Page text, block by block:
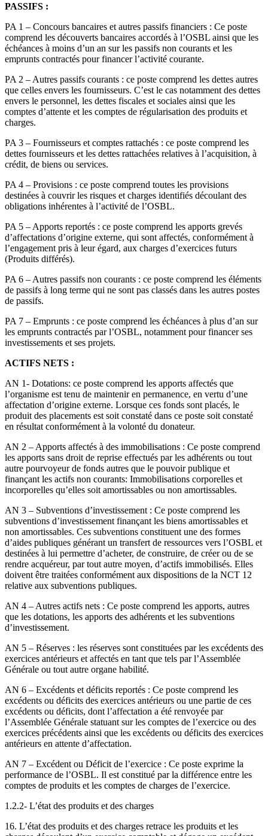
PASSIFS :
PA 1 – Concours bancaires et autres passifs financiers : Ce poste
comprend les découverts bancaires accordés à l’OSBL ainsi que les
échéances à moins d’un an sur les passifs non courants et les
emprunts contractés pour financer l’activité courante.
PA 2 – Autres passifs courants : ce poste comprend les dettes autres
que celles envers les fournisseurs. C’est le cas notamment des dettes
envers le personnel, les dettes fiscales et sociales ainsi que les
comptes d’attente et les comptes de régularisation des produits et
charges.
PA 3 – Fournisseurs et comptes rattachés : ce poste comprend les
dettes fournisseurs et les dettes rattachées relatives à l’acquisition, à
crédit, de biens ou services.
PA 4 – Provisions : ce poste comprend toutes les provisions
destinées à couvrir les risques et charges identifiés découlant des
obligations inhérentes à l’activité de l’OSBL.
PA 5 – Apports reportés : ce poste comprend les apports grevés
d’affectations d’origine externe, qui sont affectés, conformément à
l’engagement pris à leur égard, aux charges d’exercices futurs
(Produits différés).
PA 6 – Autres passifs non courants : ce poste comprend les éléments
de passifs à long terme qui ne sont pas classés dans les autres postes
de passifs.
PA 7 – Emprunts : ce poste comprend les échéances à plus d’an sur
les emprunts contractés par l’OSBL, notamment pour financer ses
investissements et ses projets.
ACTIFS NETS :
AN 1- Dotations: ce poste comprend les apports affectés que
l’organisme est tenu de maintenir en permanence, en vertu d’une
affectation d’origine externe. Lorsque ces fonds sont placés, le
produit des placements est soit constaté dans ce poste soit constaté
en résultat conformément à la volonté du donateur.
AN 2 – Apports affectés à des immobilisations : Ce poste comprend
les apports sans droit de reprise effectués par les adhérents ou tout
autre pourvoyeur de fonds autres que le pouvoir publique et
finançant les actifs non courants: Immobilisations corporelles et
incorporelles qu’elles soit amortissables ou non amortissables.
AN 3 – Subventions d’investissement : Ce poste comprend les
subventions d’investissement finançant les biens amortissables et
non amortissables. Ces subventions constituent une des formes
d’aides publiques générant un transfert de ressources vers l’OSBL et
destinées à lui permettre d’acheter, de construire, de créer ou de se
rendre acquéreur, par tout autre moyen, d’actifs immobilisés. Elles
doivent être traitées conformément aux dispositions de la NCT 12
relative aux subventions publiques.
AN 4 – Autres actifs nets : Ce poste comprend les apports, autres
que les dotations, les apports des adhérents et les subventions
d’investissement.
AN 5 – Réserves : les réserves sont constituées par les excédents des
exercices antérieurs et affectés en tant que tels par l’Assemblée
Générale ou tout autre organe habilité.
AN 6 – Excédents et déficits reportés : Ce poste comprend les
excédents ou déficits des exercices antérieurs ou une partie de ces
excédents ou déficits, dont l’affectation a été renvoyée par
l’Assemblée Générale statuant sur les comptes de l’exercice ou des
exercices précédents ainsi que les excédents ou déficits des exercices
antérieurs en attente d’affectation.
AN 7 – Excédent ou Déficit de l’exercice : Ce poste exprime la
performance de l’OSBL. Il est constitué par la différence entre les
comptes de produits et les comptes de charges de l’exercice.
1.2.2- L’état des produits et des charges
16. L’état des produits et des charges retrace les produits et les